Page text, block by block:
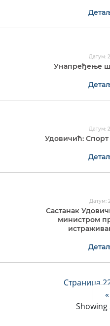
Датум:
Унапређење
Датум:
Удовичић: Спорт
Датум:
Састанак
министром
Страница
Showing